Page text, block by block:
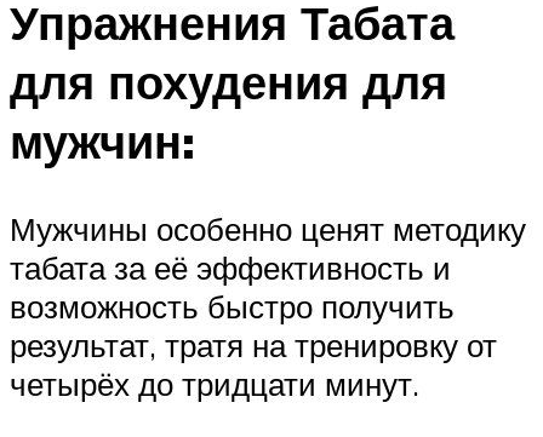
Упражнения Табата
для похудения для
мужчин:
Мужчины особенно ценят методику
табата за её эффективность и
возможность быстро получить
результат, тратя на тренировку от
четырёх до тридцати минут.